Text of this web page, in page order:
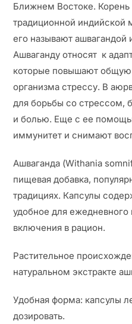
Ближнем Востоке. Корень
традиционной
его называют ашвагандой
Ашваганду относят к
которые повышают общую
организма стрессу. В
для борьбы со стрессом,
и болью. Еще с ее
иммунитет и снимают
Ашваганда (Withania
пищевая добавка,
традициях. Капсулы
удобное для ежедневного
включения в рацион.
Растительное
натуральном экстракте
Удобная форма: капсулы
дозировать.